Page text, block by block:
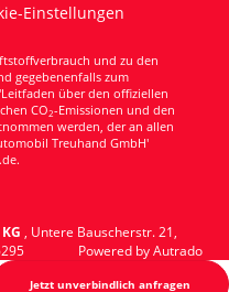
Jetzt unverbindlich anfragen
Einstellungen
und zu den
gegebenenfalls zum
über den offiziellen
CO2-Emissionen und den
werden, der an allen
Treuhand GmbH'
, Untere Bauscherstr. 21,
Powered by Autrado